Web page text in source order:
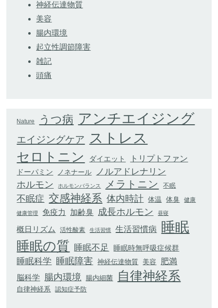
神経伝達物質
美容
腸内環境
起立性調節障害
雑記
頭痛
Nature うつ病 アンチエイジング
エイジングケア ストレス
セロトニン ダイエット トリプトファン
ドーパミン ノネナール ノルアドレナリン
ホルモン ホルモンバランス メラトニン 不眠
不眠症 交感神経系 体内時計 体温 体臭 健康
健康管理 免疫力 加齢臭 成長ホルモン 昼寝
概日リズム 活性酸素 生活習慣 生活習慣病 睡眠
睡眠の質 睡眠不足 睡眠時無呼吸症候群
睡眠科学 睡眠障害 神経伝達物質 美容 肥満
脳科学 腸内環境 腸内細菌 自律神経系
自律神経系 認知症予防